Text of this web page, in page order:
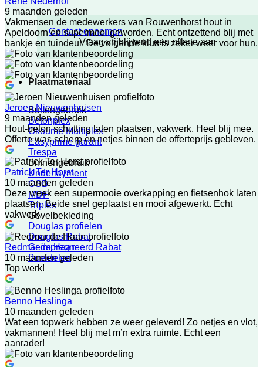
Contact opnemen
Vraag vrijblijvend een offerte aan
Plaatmateriaal
Buitengebruik
Betonplex
Okoume Multiplex
Easyprime garant
Trespa
Binnengebruik
Underlayment
OSB
MDF
Triplex
Gevelbekleding
Douglas profielen
Douglas Rabat
Geïmpregneerd Rabat
Boeidelen
9 maanden geleden
Vakmensen de medewerkers van Rouwenhorst hout in
Apeldoorn en supermooi geworden. Echt ontzettend blij met
bankje en tuindeur. De volgende klus is zeker weer voor hun.
Jeroen Nieuwenhuisen
9 maanden geleden
Hout-beton schutting laten plaatsen, vakwerk. Heel blij mee.
Offerte was scherp en netjes binnen de offerteprijs gebleven.
Patrick Ter Horst
10 maanden geleden
Deze week een supermooie overkapping en fietsenhok laten
plaatsen. Beide snel geplaatst en mooi afgewerkt. Echt
vakwerk.
Redmar de Haan
10 maanden geleden
Top werk!
Benno Heslinga
10 maanden geleden
Wat een topwerk hebben ze weer geleverd! Zo netjes en vlot,
vakmannen! Heel blij met m’n extra ruimte. Echt een
aanrader!